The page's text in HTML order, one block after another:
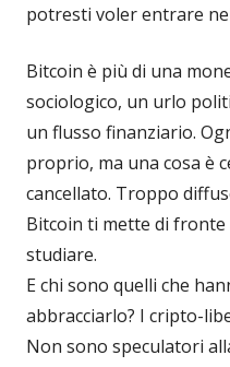
potresti voler entrare
Bitcoin è più di una
sociologico, un urlo
un flusso finanziario.
proprio, ma una cosa è
cancellato. Troppo
Bitcoin ti mette di fronte
studiare.
E chi sono quelli che
abbracciarlo? I cripto-
Non sono speculatori